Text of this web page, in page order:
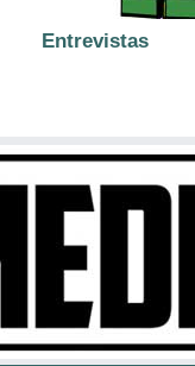
Entrevistas